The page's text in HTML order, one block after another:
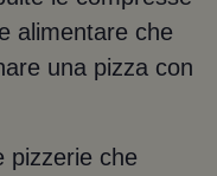
alimentare che
una pizza con
pizzerie che